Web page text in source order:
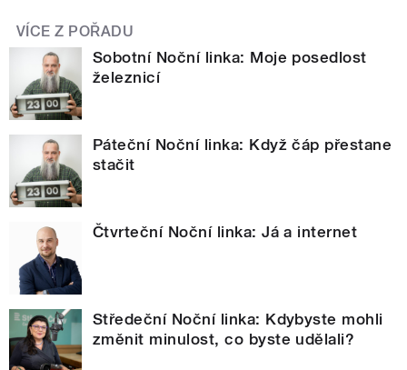
VÍCE Z POŘADU
Sobotní Noční linka: Moje posedlost
železnicí
Páteční Noční linka: Když čáp přestane
stačit
Čtvrteční Noční linka: Já a internet
Středeční Noční linka: Kdybyste mohli
změnit minulost, co byste udělali?